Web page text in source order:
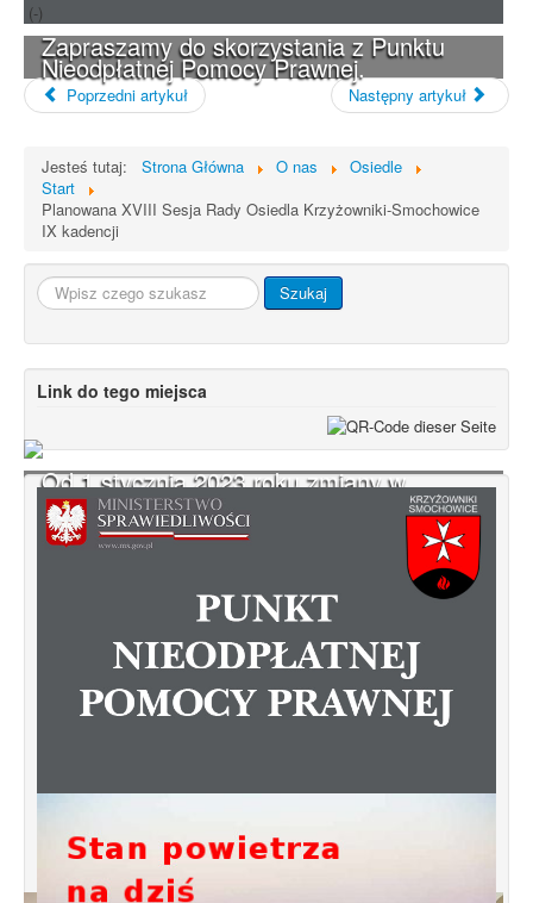
Zapraszamy do skorzystania z Punktu
Nieodpłatnej Pomocy Prawnej.
Od 1 stycznia 2023 roku zmiany w
funkcjonowaniu linii autobusowych
kursujących na Krzyżowniki-Smochowice
(-)
Poprzedni artykuł Następny artykuł
Jesteś tutaj: Strona Główna O nas
Osiedle
Start
Planowana XVIII Sesja Rady Osiedla Krzyżowniki-Smochowice
IX kadencji
Szukaj... Szukaj
Link do tego miejsca